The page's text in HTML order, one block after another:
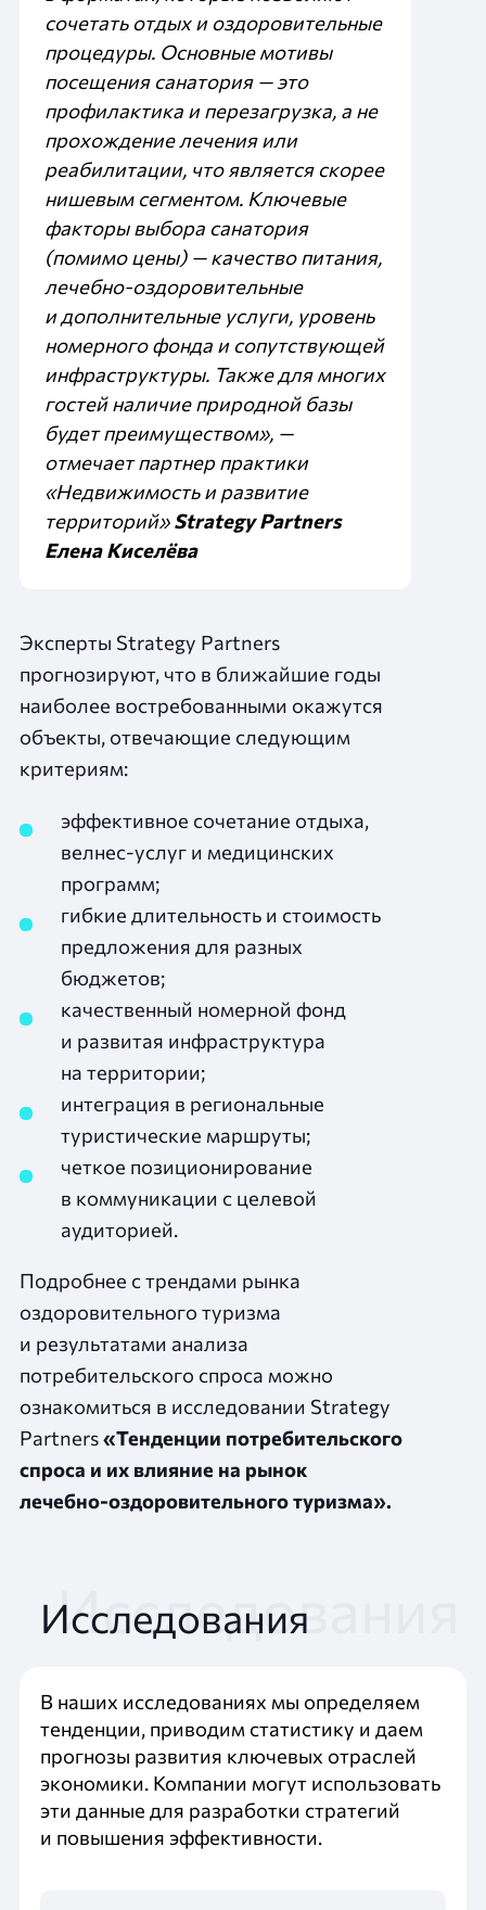
сочетать отдых и оздоровительные
процедуры. Основные мотивы
посещения санатория — это
профилактика и перезагрузка, а не
прохождение лечения или
реабилитации, что является скорее
нишевым сегментом. Ключевые
факторы выбора санатория
(помимо цены) — качество питания,
лечебно‑оздоровительные
и дополнительные услуги, уровень
номерного фонда и сопутствующей
инфраструктуры. Также для многих
гостей наличие природной базы
будет преимуществом», —
отмечает партнер практики
«Недвижимость и развитие
территорий»Strategy Partners
Елена Киселёва
Эксперты Strategy Partners
прогнозируют, что в ближайшие годы
наиболее востребованными окажутся
объекты, отвечающие следующим
критериям:
эффективное сочетание отдыха,
велнес‑услуг и медицинских
программ;
гибкие длительность и стоимость
предложения для разных
бюджетов;
качественный номерной фонд
и развитая инфраструктура
на территории;
интеграция в региональные
туристические маршруты;
четкое позиционирование
в коммуникации с целевой
аудиторией.
Подробнее с трендами рынка
оздоровительного туризма
и результатами анализа
потребительского спроса можно
ознакомиться в исследовании Strategy
Partners«Тенденции потребительского
спроса и их влияние на рынок
лечебно‑оздоровительного туризма».
Исследования
В наших исследованиях мы определяем
тенденции, приводим статистику и даем
прогнозы развития ключевых отраслей
экономики. Компании могут использовать
эти данные для разработки стратегий
и повышения эффективности.